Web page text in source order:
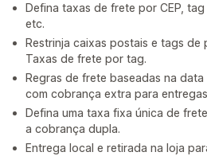
Defina taxas de frete por CEP,
etc.
Restrinja caixas postais e tags
Taxas de frete por tag.
Regras de frete baseadas na
com cobrança extra para
Defina uma taxa fixa única de
a cobrança dupla.
Entrega local e retirada na loja